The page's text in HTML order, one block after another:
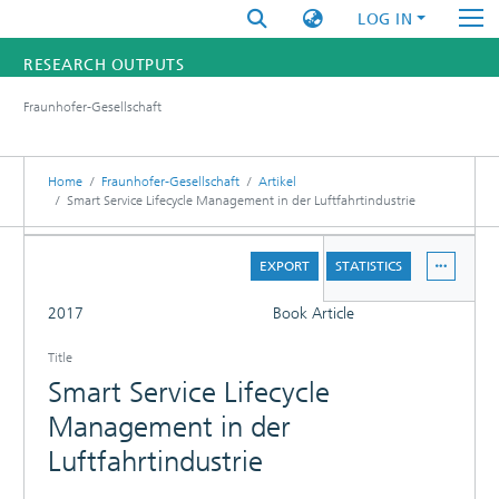
LOG IN
RESEARCH OUTPUTS
RESEARCHERS
INSTITUTES
Fraunhofer-Gesellschaft
Home Fraunhofer-Gesellschaft
Artikel
Smart Service Lifecycle Management in der Luftfahrtindustrie
EXPORT STATISTICS
2017 Book Article
Title
Smart Service Lifecycle
Management in der
Luftfahrtindustrie